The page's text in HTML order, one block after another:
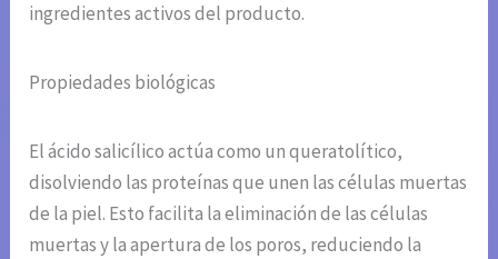
ingredientes activos del producto.
Propiedades biológicas
El ácido salicílico actúa como un queratolítico,
disolviendo las proteínas que unen las células muertas
de la piel. Esto facilita la eliminación de las células
muertas y la apertura de los poros, reduciendo la